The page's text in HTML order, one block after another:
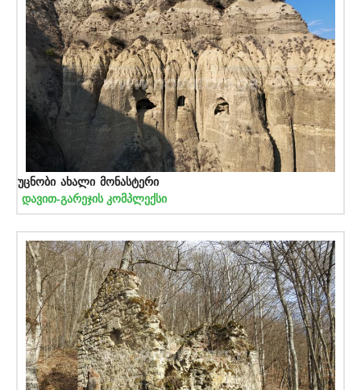
უცნობი ახალი მონასტერი
დავით-გარეჯის კომპლექსი